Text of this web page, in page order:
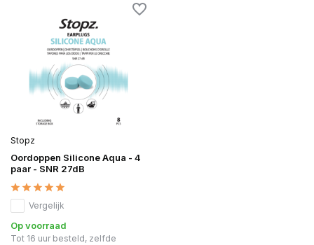
Stopz
Oordoppen Silicone Aqua - 4
paar - SNR 27dB
Vergelijk
Op voorraad
Tot 16 uur besteld, zelfde